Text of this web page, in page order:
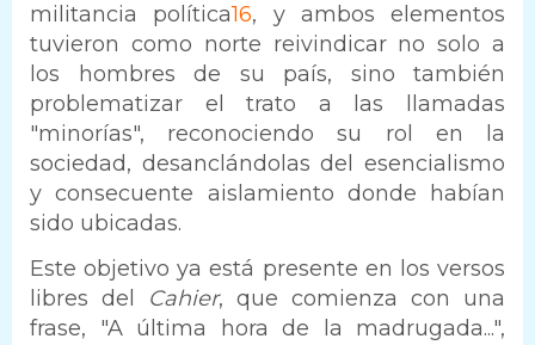
militancia política16, y ambos elementos
tuvieron como norte reivindicar no solo a
los hombres de su país, sino también
problematizar el trato a las llamadas
"minorías", reconociendo su rol en la
sociedad, desanclándolas del esencialismo
y consecuente aislamiento donde habían
sido ubicadas.
Este objetivo ya está presente en los versos
libres del Cahier, que comienza con una
frase, "A última hora de la madrugada...",